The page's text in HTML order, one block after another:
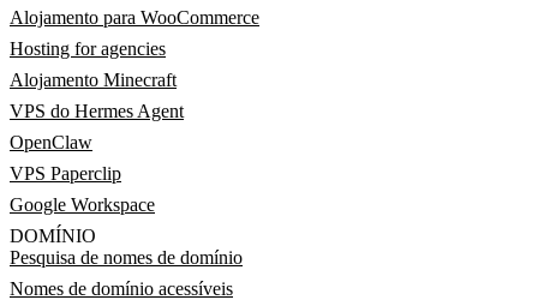
Alojamento para WooCommerce
Hosting for agencies
Alojamento Minecraft
VPS do Hermes Agent
OpenClaw
VPS Paperclip
Google Workspace
DOMÍNIO
Pesquisa de nomes de domínio
Nomes de domínio acessíveis